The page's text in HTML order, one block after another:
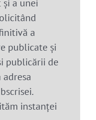
a unei
a
publicate și
publicării de
instanței